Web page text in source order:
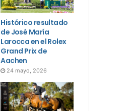
Histórico resultado
de José María
Larocca en el Rolex
Grand Prix de
Aachen
24 mayo, 2026